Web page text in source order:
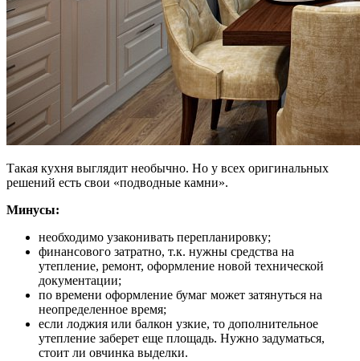
Такая кухня выглядит необычно. Но у всех оригинальных
решений есть свои «подводные камни».
Минусы:
необходимо узаконивать перепланировку;
финансового затратно, т.к. нужны средства на
утепление, ремонт, оформление новой технической
документации;
по времени оформление бумаг может затянуться на
неопределенное время;
если лоджия или балкон узкие, то дополнительное
утепление заберет еще площадь. Нужно задуматься,
стоит ли овчинка выделки.